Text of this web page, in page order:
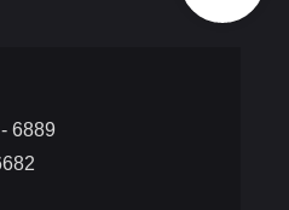
6889